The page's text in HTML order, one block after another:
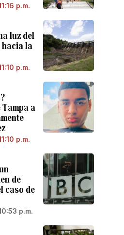
p.m.
luz del
hacia la
p.m.
a
p.m.
de
caso de
p.m.